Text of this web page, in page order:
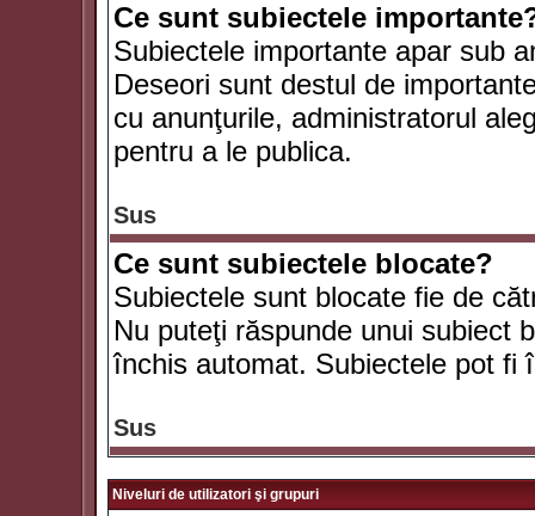
Ce sunt subiectele
Subiectele importante apar sub
Deseori sunt destul de
cu anunţurile, administratorul
pentru a le publica.
Sus
Ce sunt subiectele blocate?
Subiectele sunt blocate fie de
Nu puteţi răspunde unui subiect
închis automat. Subiectele pot fi
Sus
Niveluri de utilizatori şi grupuri